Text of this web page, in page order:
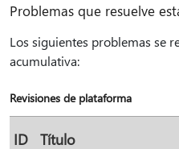
Problemas que resuelve
Los siguientes problemas se
acumulativa:
Revisiones de plataforma
ID Título